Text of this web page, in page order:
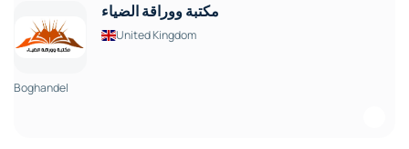
مكتبة ووراقة الضياء
United Kingdom
Boghandel